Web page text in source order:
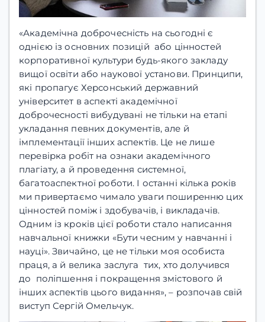
«Академічна доброчесність на сьогодні є
однією із основних позицій або цінностей
корпоративної культури будь-якого закладу
вищої освіти або наукової установи. Принципи,
які пропагує Херсонський державний
університет в аспекті академічної
доброчесності вибудувані не тільки на етапі
укладання певних документів, але й
імплементації інших аспектів. Це не лише
перевірка робіт на ознаки академічного
плагіату, а й проведення системної,
багатоаспектної роботи. І останні кілька років
ми привертаємо чимало уваги поширенню цих
цінностей поміж і здобувачів, і викладачів.
Одним із кроків цієї роботи стало написання
навчальної книжки «Бути чесним у навчанні і
науці». Звичайно, це не тільки моя особиста
праця, а й велика заслуга тих, хто долучився
до поліпшення і покращення змістового й
інших аспектів цього видання», – розпочав свій
виступ Сергій Омельчук.